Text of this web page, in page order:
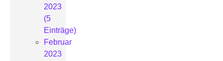
2023
(5
Einträge)
Februar
2023